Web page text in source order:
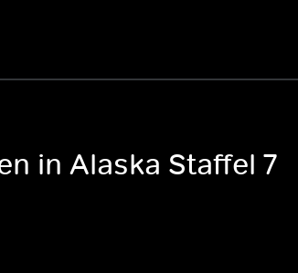
in Alaska Staffel 7